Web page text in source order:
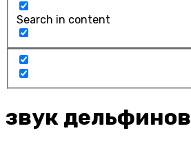
Search in content
звук дельфинов